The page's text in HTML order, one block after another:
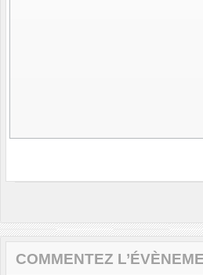
COMMENTEZ